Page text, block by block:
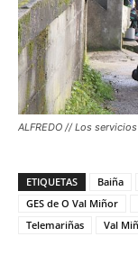
ALFREDO // Los
ETIQUETAS Baiña
GES de O Val Miñor
Telemariñas
Val